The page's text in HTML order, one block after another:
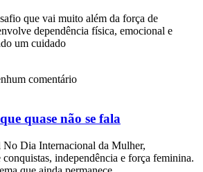
que vai muito além da força de
dependência física, emocional e
um cuidado
comentário
quase não se fala
No Dia Internacional da Mulher,
independência e força feminina.